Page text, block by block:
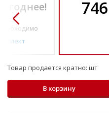
по-
746
Товар продается кратно: шт
В корзину